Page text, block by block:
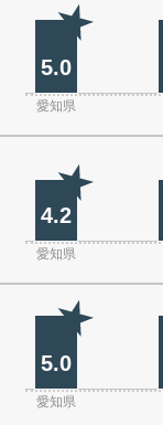
5.0
愛知県
4.2
愛知県
5.0
愛知県